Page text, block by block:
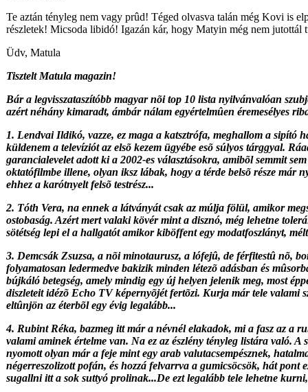
Te aztán tényleg nem vagy prûd! Téged olvasva talán még Kovi is
részletek! Micsoda libidó! Igazán kár, hogy Matyin még nem jutottál
Üdv, Matula
Tisztelt Matula magazin!
Bár a legvisszataszítóbb magyar nõi top 10 lista nyilvánvalóan
azért néhány kimaradt, ámbár nálam egyértelmûen éremesélyes
1. Lendvai Ildikó, vazze, ez maga a katsztrófa, meghallom a sipító
küldenem a televíziót az elsõ kezem ügyébe esõ súlyos tárggyal.
garancialevelet adott ki a 2002-es választásokra, amibõl semmit
oktatófilmbe illene, olyan iksz lábak, hogy a térde belsõ része már
ehhez a karótnyelt felsõ testrész...
2. Tóth Vera, na ennek a látványát csak az múlja fölül, amikor
ostobaság. Azért mert valaki kövér mint a disznó, még lehetne
sötétség lepi el a hallgatót amikor kiböffent egy modatfoszlányt,
3. Demcsák Zsuzsa, a nõi minotaurusz, a lófejû, de férfitestû nõ,
folyamatosan ledermedve bakizik minden létezõ adásban és
bújkáló betegség, amely mindig egy új helyen jelenik meg, most
diszleteit idézõ Echo TV képernyõjét fertõzi. Kurja már tele valami
eltûnjön az éterbõl egy évig legalább...
4. Rubint Réka, bazmeg itt már a névnél elakadok, mi a fasz az a
valami aminek értelme van. Na ez az észlény tényleg listára való. A
nyomott olyan már a feje mint egy arab valutacsempésznek,
négerreszolizott pofán, és hozzá felvarrva a gumicsöcsök, hát pont
sugallni itt a sok suttyó prolinak...De ezt legalább tele lehetne